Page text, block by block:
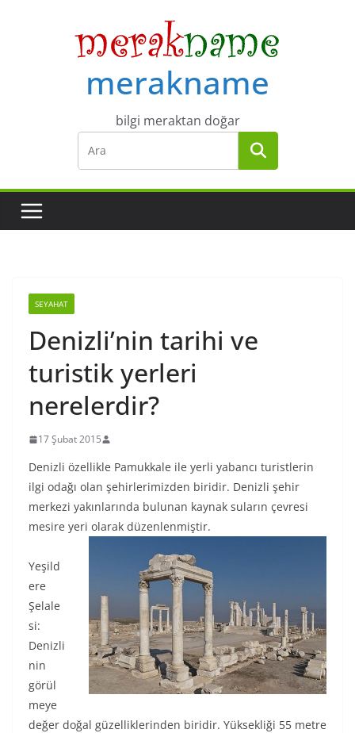
merakname
bilgi meraktan doğar
SEYAHAT
Denizli’nin tarihi ve
turistik yerleri
nerelerdir?
17 Şubat 2015
Denizli özellikle Pamukkale ile yerli yabancı turistlerin
ilgi odağı olan şehirlerimizden biridir. Denizli şehir
merkezi yakınlarında bulunan kaynak suların çevresi
mesire yeri olarak düzenlenmiştir.
Yeşild
ere
Şelale
si:
Denizli
nin
görül
meye
değer doğal güzelliklerinden biridir. Yüksekliği 55 metre